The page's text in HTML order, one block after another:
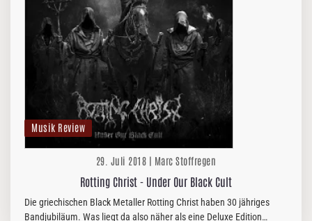
Musik Review
29. Juli 2018 | Marc Stoffregen
Rotting Christ - Under Our Black Cult
Die griechischen Black Metaller Rotting Christ haben 30 jähriges
Bandjubiläum. Was liegt da also näher als eine Deluxe Edition